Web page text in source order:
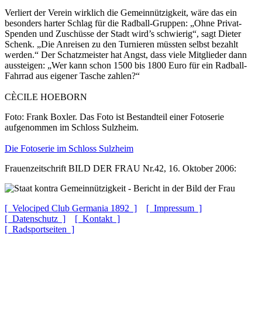
Verliert der Verein wirklich die Gemeinnützigkeit, wäre das ein
besonders harter Schlag für die Radball-Gruppen: „Ohne Privat-
Spenden und Zuschüsse der Stadt wird’s schwierig“, sagt Dieter
Schenk. „Die Anreisen zu den Turnieren müssten selbst bezahlt
werden.“ Der Schatzmeister hat Angst, dass viele Mitglieder dann
aussteigen: „Wer kann schon 1500 bis 1800 Euro für ein Radball-
Fahrrad aus eigener Tasche zahlen?“
CÈCILE HOEBORN
Foto: Frank Boxler. Das Foto ist Bestandteil einer Fotoserie
aufgenommen im Schloss Sulzheim.
Die Fotoserie im Schloss Sulzheim
Frauenzeitschrift BILD DER FRAU Nr.42, 16. Oktober 2006:
[ Velociped Club Germania 1892 ]
[ Impressum ]
[ Datenschutz ]
[ Kontakt ]
[ Radsportseiten ]